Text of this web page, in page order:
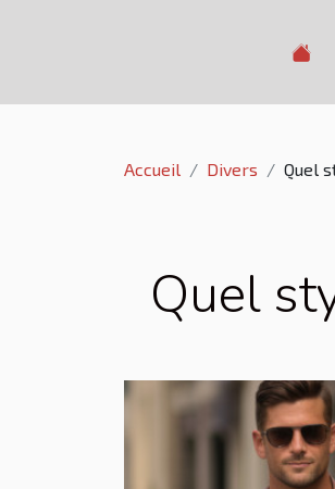
Accueil Divers Quel
Quel